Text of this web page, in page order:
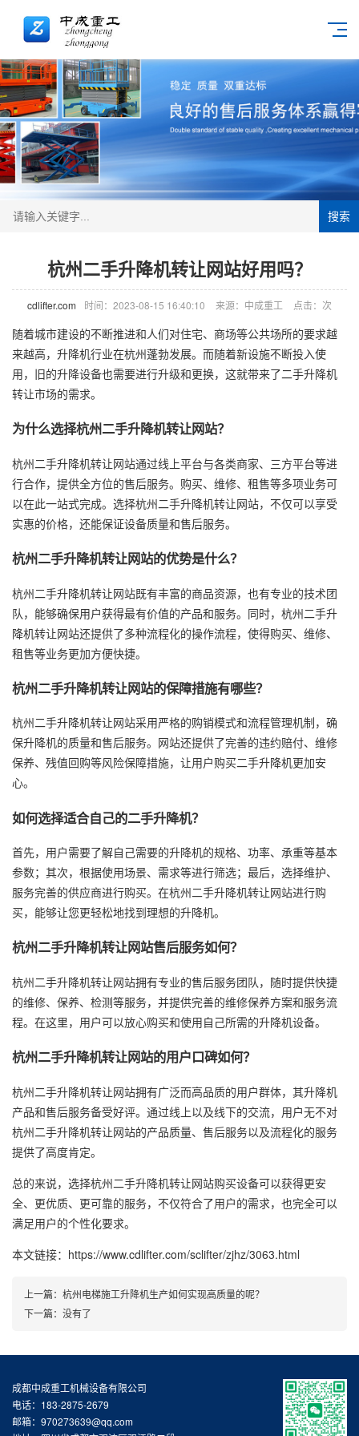
搜索
杭州二手升降机转让网站好用吗？
cdlifter.com 时间：2023-08-15 16:40:10 来源：中成重工 点击： 次
随着城市建设的不断推进和人们对住宅、商场等公共场所的要求越
来越高， 升降机行业在杭州蓬勃发展。而随着新设施不断投入使
用，旧的升降设备也需要进行升级和更换，这就带来了二手升降机
转让市场的需求。
为什么选择杭州二手升降机转让网站？
杭州二手升降机转让网站通过线上平台与各类商家、三方平台等进
行合作，提供全方位的售后服务。购买、维修、租售等多项业务可
以在此一站式完成。选择杭州二手升降机转让网站，不仅可以享受
实惠的价格，还能保证设备质量和售后服务。
杭州二手升降机转让网站的优势是什么？
杭州二手升降机转让网站既有丰富的商品资源，也有专业的技术团
队，能够确保用户获得最有价值的产品和服务。同时，杭州二手升
降机转让网站还提供了多种流程化的操作流程，使得购买、维修、
租售等业务更加方便快捷。
杭州二手升降机转让网站的保障措施有哪些？
杭州二手升降机转让网站采用严格的购销模式和流程管理机制，确
保升降机的质量和售后服务。网站还提供了完善的违约赔付、维修
保养、残值回购等风险保障措施，让用户购买二手升降机更加安
心。
如何选择适合自己的二手升降机？
首先，用户需要了解自己需要的升降机的规格、功率、承重等基本
参数；其次，根据使用场景、需求等进行筛选；最后，选择维护、
服务完善的供应商进行购买。在杭州二手升降机转让网站进行购
买，能够让您更轻松地找到理想的升降机。
杭州二手升降机转让网站售后服务如何？
杭州二手升降机转让网站拥有专业的售后服务团队，随时提供快捷
的维修、保养、检测等服务，并提供完善的维修保养方案和服务流
程。在这里，用户可以放心购买和使用自己所需的升降机设备。
杭州二手升降机转让网站的用户口碑如何？
杭州二手升降机转让网站拥有广泛而高品质的用户群体，其升降机
产品和售后服务备受好评。通过线上以及线下的交流，用户无不对
杭州二手升降机转让网站的产品质量、售后服务以及流程化的服务
提供了高度肯定。
总的来说，选择杭州二手升降机转让网站购买设备可以获得更安
全、更优质、更可靠的服务，不仅符合了用户的需求，也完全可以
满足用户的个性化要求。
本文链接：https://www.cdlifter.com/sclifter/zjhz/3063.html
上一篇： 杭州电梯施工升降机生产如何实现高质量的呢？
下一篇：没有了
成都中成重工机械设备有限公司
电话：183-2875-2679
邮箱：970273639@qq.com